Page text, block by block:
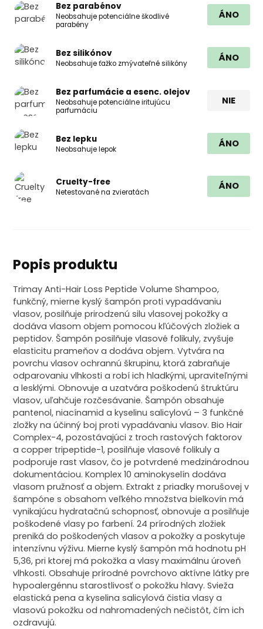
Bez parabénov
Neobsahuje potenciálne škodlivé
parabény
ÁNO
Bez silikónov
Neobsahuje ťažko zmývateľné silikóny
ÁNO
Bez parfumácie a esenc. olejov
Neobsahuje potenciálne iritujúcu
parfumáciu
NIE
Bez lepku
Neobsahuje lepok
ÁNO
Cruelty-free
Netestované na zvieratách
ÁNO
Popis produktu
Trimay Anti-Hair Loss Peptide Volume Shampoo,
funkčný, mierne kyslý šampón proti vypadávaniu
vlasov, posilňuje prirodzenú silu vlasovej pokožky a
dodáva vlasom objem pomocou kľúčových zložiek a
peptidov. Šampón posilňuje vlasové folikuly, zvyšuje
elasticitu prameňov a dodáva objem. Vytvára na
povrchu vlasov ochrannú škrupinu, ktorá zabraňuje
odparovaniu vlhkosti a robí ich hladkými, upraviteľnými
a lesklými. Obnovuje a uzatvára poškodenú štruktúru
vlasov, uľahčuje rozčesávanie. Šampón obsahuje
pantenol, niacínamid a kyselinu salicylovú – 3 funkčné
zložky na účinný boj proti vypadávaniu vlasov. Bio Hair
Complex-4, pozostávajúci z troch rastových faktorov
a copper tripeptide-1, posilňuje vlasové folikuly a
podporuje rast vlasov, čo je potvrdené medzinárodnou
dokumentáciou. Komplex 10 aminokyselín dodáva
vlasom pružnosť a objem. Extrakt z priadky morušovej v
šampóne s obsahom veľkého množstva bielkovín má
vynikajúcu hydratačnú schopnosť, obnovuje a posilňuje
poškodené vlasy po farbení. 24 prírodných zložiek
preniká do poškodených vlasov a pokožky a poskytuje
intenzívnu výživu. Mierne kyslý šampón má hodnotu pH
5,36, pri ktorej má pokožka a vlasy maximálnu úroveň
vlhkosti. Obsahuje prírodné povrchovo aktívne látky pre
hypoalergénnu starostlivosť o pokožku hlavy. Svieža
elastická pena a kyselina salicylová čistia vlasy a
vlasovú pokožku od nahromadených nečistôt, čím ich
ozdravujú.